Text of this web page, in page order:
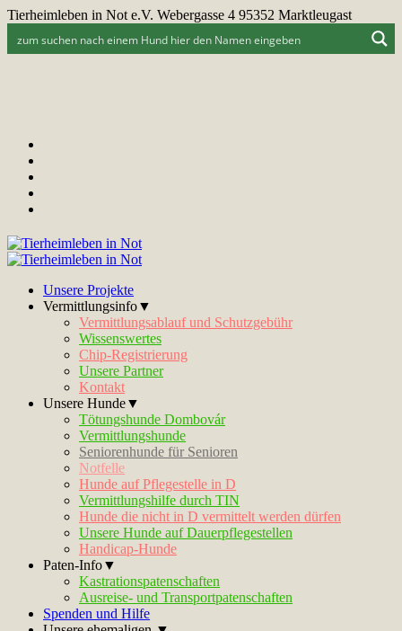
Tierheimleben in Not e.V. Webergasse 4 95352 Marktleugast
Unsere Projekte
Vermittlungsinfo▼
Vermittlungsablauf und Schutzgebühr
Wissenswertes
Chip-Registrierung
Unsere Partner
Kontakt
Unsere Hunde▼
Tötungshunde Dombovár
Vermittlungshunde
Seniorenhunde für Senioren
Notfelle
Hunde auf Pflegestelle in D
Vermittlungshilfe durch TIN
Hunde die nicht in D vermittelt werden dürfen
Unsere Hunde auf Dauerpflegestellen
Handicap-Hunde
Paten-Info▼
Kastrationspatenschaften
Ausreise- und Transportpatenschaften
Spenden und Hilfe